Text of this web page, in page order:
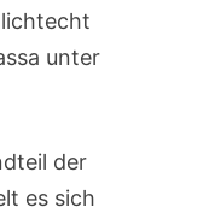
unter
der
es sich